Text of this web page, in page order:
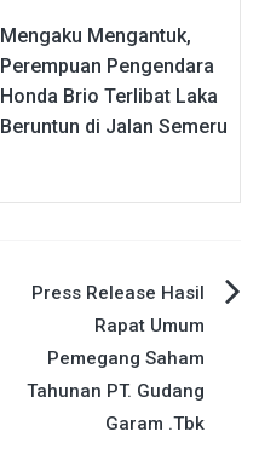
Mengaku Mengantuk,
Perempuan Pengendara
Honda Brio Terlibat Laka
Beruntun di Jalan Semeru
Press Release Hasil
Rapat Umum
Pemegang Saham
Tahunan PT. Gudang
Garam .Tbk